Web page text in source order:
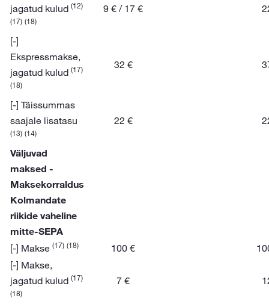
jagatud kulud (12)
(17) (18)
9 € / 17 €
[-]
Ekspressmakse,
jagatud kulud (17)
(18)
32 €
[-] Täissummas
saajale lisatasu
(13) (14)
22 €
Väljuvad
maksed -
Maksekorraldus
Kolmandate
riikide vaheline
mitte-SEPA
[-] Makse (17) (18) 100 €
[-] Makse,
jagatud kulud (17)
(18)
7 €